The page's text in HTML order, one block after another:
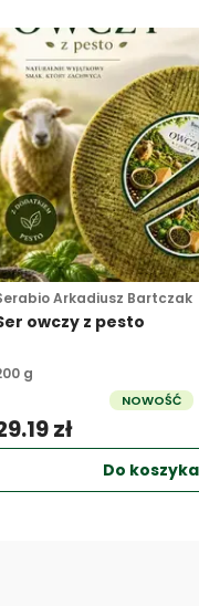
Arkadiusz Bartczak
owczy z pesto
g
NOWOŚĆ
zł
Do koszyka